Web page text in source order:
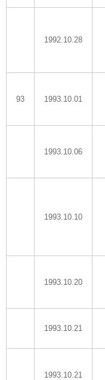
1992.10.28
93 1993.10.01
1993.10.06
1993.10.10
1993.10.20
1993.10.21
1993.10.21